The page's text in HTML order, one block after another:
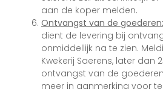
aan de koper melden.
Ontvangst van de goederen:
dient de levering bij
onmiddellijk na te zien.
Kwekerij Saerens, later dan
ontvangst van de
meer in aanmerking voor